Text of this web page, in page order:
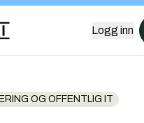
Logg inn
OG OFFENTLIG IT